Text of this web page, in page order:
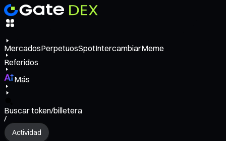
MercadosPerpetuosSpotIntercambiarMeme
Referidos
Más
Buscar token/billetera
/
Actividad